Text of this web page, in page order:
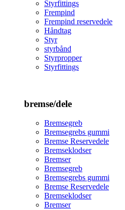
Styrfittings
Frempind
Frempind reservedele
Håndtag
Styr
styrbånd
Styrpropper
Styrfittings
bremse/dele
Bremsegreb
Bremsegrebs gummi
Bremse Reservedele
Bremseklodser
Bremser
Bremsegreb
Bremsegrebs gummi
Bremse Reservedele
Bremseklodser
Bremser